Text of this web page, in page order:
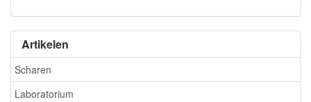
Artikelen
Scharen
Laboratorium